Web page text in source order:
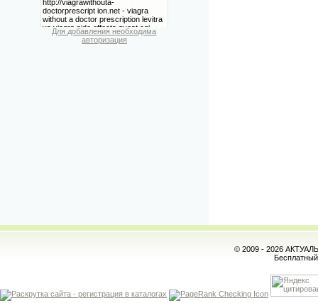
Для добавления необходима
авторизация
© 2009 - 2026